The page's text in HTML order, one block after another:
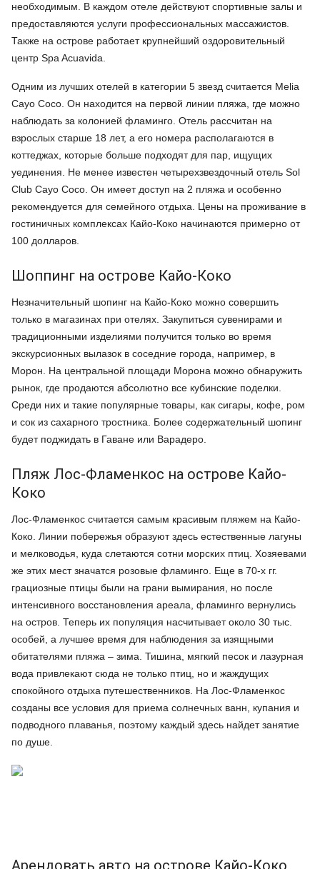
необходимым. В каждом отеле действуют спортивные залы и
предоставляются услуги профессиональных массажистов.
Также на острове работает крупнейший оздоровительный
центр Spa Acuavida.
Одним из лучших отелей в категории 5 звезд считается Melia
Cayo Coco. Он находится на первой линии пляжа, где можно
наблюдать за колонией фламинго. Отель рассчитан на
взрослых старше 18 лет, а его номера располагаются в
коттеджах, которые больше подходят для пар, ищущих
уединения. Не менее известен четырехзвездочный отель Sol
Club Cayo Coco. Он имеет доступ на 2 пляжа и особенно
рекомендуется для семейного отдыха. Цены на проживание в
гостиничных комплексах Кайо-Коко начинаются примерно от
100 долларов.
Шоппинг на острове Кайо-Коко
Незначительный шопинг на Кайо-Коко можно совершить
только в магазинах при отелях. Закупиться сувенирами и
традиционными изделиями получится только во время
экскурсионных вылазок в соседние города, например, в
Морон. На центральной площади Морона можно обнаружить
рынок, где продаются абсолютно все кубинские поделки.
Среди них и такие популярные товары, как сигары, кофе, ром
и сок из сахарного тростника. Более содержательный шопинг
будет поджидать в Гаване или Варадеро.
Пляж Лос-Фламенкос на острове Кайо-
Коко
Лос-Фламенкос считается самым красивым пляжем на Кайо-
Коко. Линии побережья образуют здесь естественные лагуны
и мелководья, куда слетаются сотни морских птиц. Хозяевами
же этих мест значатся розовые фламинго. Еще в 70-х гг.
грациозные птицы были на грани вымирания, но после
интенсивного восстановления ареала, фламинго вернулись
на остров. Теперь их популяция насчитывает около 30 тыс.
особей, а лучшее время для наблюдения за изящными
обитателями пляжа – зима. Тишина, мягкий песок и лазурная
вода привлекают сюда не только птиц, но и жаждущих
спокойного отдыха путешественников. На Лос-Фламенкос
созданы все условия для приема солнечных ванн, купания и
подводного плаванья, поэтому каждый здесь найдет занятие
по душе.
Арендовать авто на острове Кайо-Коко